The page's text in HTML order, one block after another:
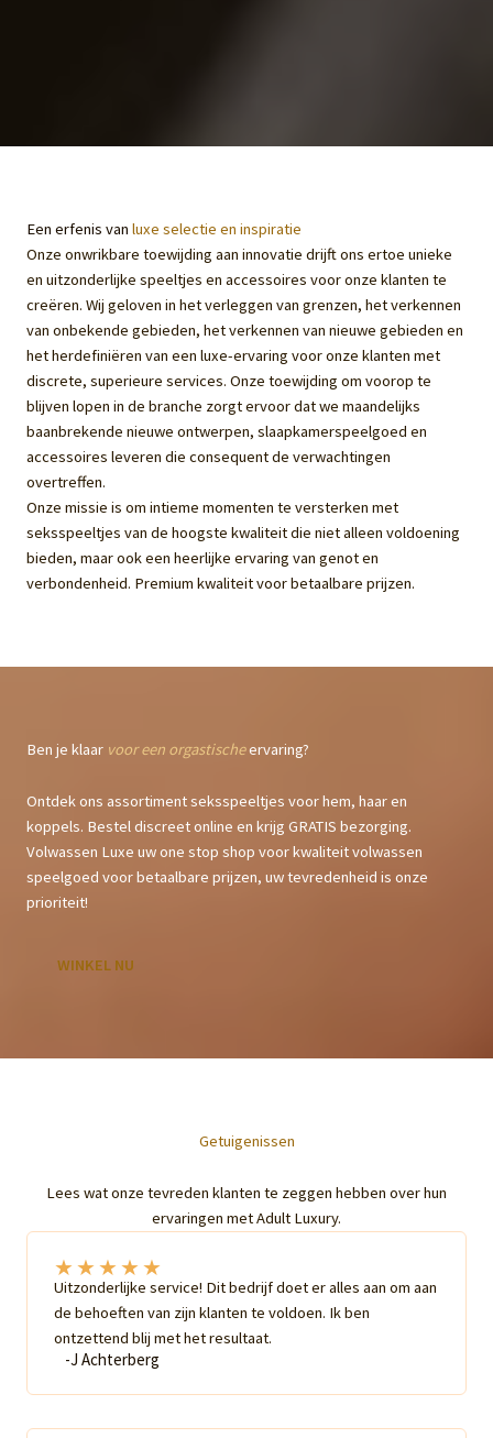
Een erfenis van luxe selectie en inspiratie
Onze onwrikbare toewijding aan innovatie drijft ons ertoe unieke
en uitzonderlijke speeltjes en accessoires voor onze klanten te
creëren. Wij geloven in het verleggen van grenzen, het verkennen
van onbekende gebieden, het verkennen van nieuwe gebieden en
het herdefiniëren van een luxe-ervaring voor onze klanten met
discrete, superieure services. Onze toewijding om voorop te
blijven lopen in de branche zorgt ervoor dat we maandelijks
baanbrekende nieuwe ontwerpen, slaapkamerspeelgoed en
accessoires leveren die consequent de verwachtingen
overtreffen.
Onze missie is om intieme momenten te versterken met
seksspeeltjes van de hoogste kwaliteit die niet alleen voldoening
bieden, maar ook een heerlijke ervaring van genot en
verbondenheid. Premium kwaliteit voor betaalbare prijzen.
Ben je klaar voor een orgastischeervaring?
Ontdek ons assortiment seksspeeltjes voor hem, haar en
koppels. Bestel discreet online en krijg GRATIS bezorging.
Volwassen Luxe uw one stop shop voor kwaliteit volwassen
speelgoed voor betaalbare prijzen, uw tevredenheid is onze
prioriteit!
WINKEL NU
Getuigenissen
Lees wat onze tevreden klanten te zeggen hebben over hun
ervaringen met Adult Luxury.
★★★★★
Uitzonderlijke service! Dit bedrijf doet er alles aan om aan
de behoeften van zijn klanten te voldoen. Ik ben
ontzettend blij met het resultaat.
-J Achterberg